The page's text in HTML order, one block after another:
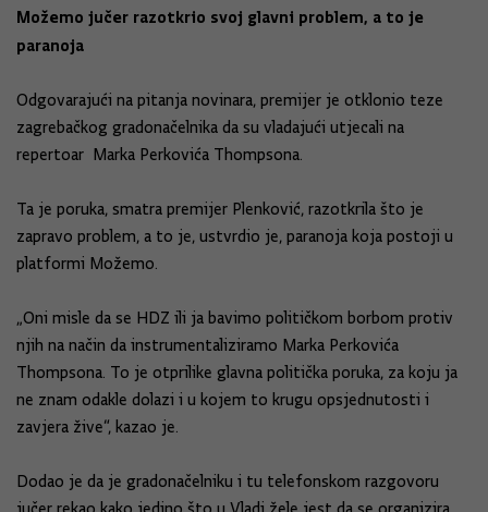
Možemo jučer razotkrio svoj glavni problem, a to je
paranoja
Odgovarajući na pitanja novinara, premijer je otklonio teze
zagrebačkog gradonačelnika da su vladajući utjecali na
repertoar Marka Perkovića Thompsona.
Ta je poruka, smatra premijer Plenković, razotkrila što je
zapravo problem, a to je, ustvrdio je, paranoja koja postoji u
platformi Možemo.
„Oni misle da se HDZ ili ja bavimo političkom borbom protiv
njih na način da instrumentaliziramo Marka Perkovića
Thompsona. To je otprilike glavna politička poruka, za koju ja
ne znam odakle dolazi i u kojem to krugu opsjednutosti i
zavjera žive“, kazao je.
Dodao je da je gradonačelniku i tu telefonskom razgovoru